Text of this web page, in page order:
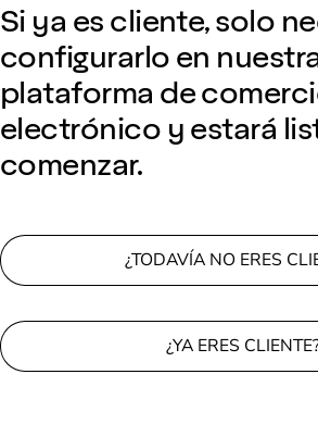
Si ya es cliente, solo
configurarlo en
plataforma de
electrónico y estará
comenzar.
¿TODAVÍA NO ERES
¿YA ERES